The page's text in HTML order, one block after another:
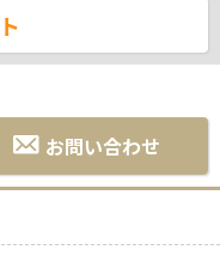
お問い合わせ